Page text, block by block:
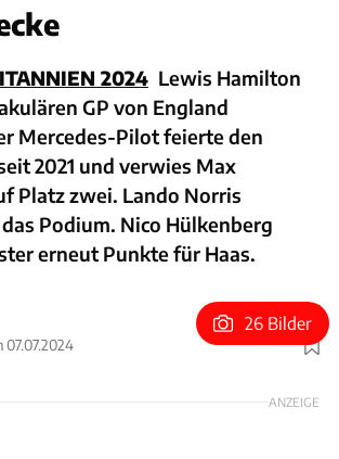
2024
Lewis Hamilton
GP von England
Mercedes-Pilot feierte den
2021 und verwies Max
Platz zwei. Lando Norris
Podium. Nico Hülkenberg
erneut Punkte für Haas.
Foto: xpb
26 Bilder
ANZEIGE